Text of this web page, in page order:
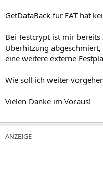
GetDataBack für FAT hat
Bei Testcrypt ist mir
Überhitzung
eine weitere externe
Wie soll ich weiter
Vielen Danke im Voraus!